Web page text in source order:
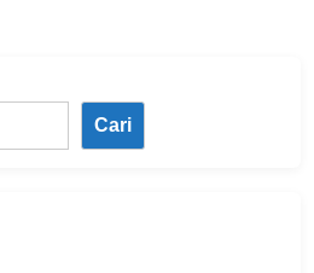
Cari